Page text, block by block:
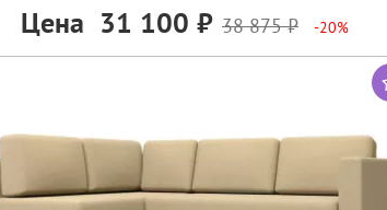
Цена 31 100 38 875 -20%